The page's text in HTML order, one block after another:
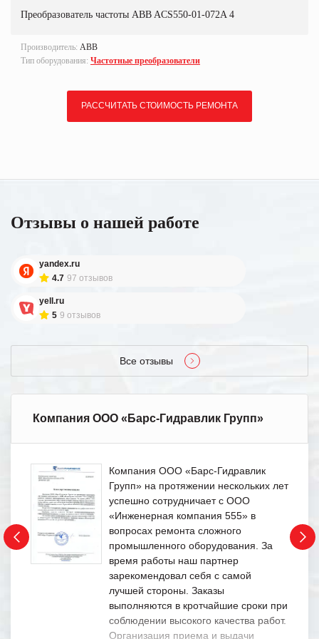
Преобразователь частоты ABB ACS550-01-072A 4
Производитель: ABB
Тип оборудования: Частотные преобразователи
РАССЧИТАТЬ СТОИМОСТЬ РЕМОНТА
Отзывы о нашей работе
yandex.ru
4.7 97 отзывов
yell.ru
5 9 отзывов
Все отзывы
Компания ООО «Барс-Гидравлик Групп»
Компания ООО «Барс-Гидравлик
Групп» на протяжении нескольких лет
успешно сотрудничает с ООО
«Инженерная компания 555» в
вопросах ремонта сложного
промышленного оборудования. За
время работы наш партнер
зарекомендовал себя с самой
лучшей стороны. Заказы
выполняются в кротчайшие сроки при
соблюдении высокого качества работ.
Организация приема и выдачи